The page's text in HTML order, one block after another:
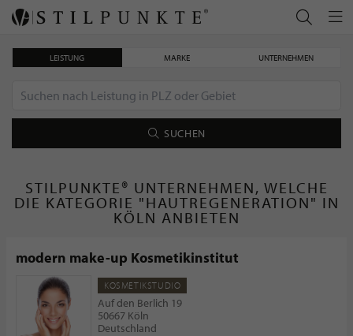
LEISTUNG MARKE UNTERNEHMEN
SUCHEN
STILPUNKTE® UNTERNEHMEN, WELCHE
DIE KATEGORIE "HAUTREGENERATION" IN
KÖLN ANBIETEN
modern make-up Kosmetikinstitut
KOSMETIKSTUDIO
Auf den Berlich 19
50667 Köln
Deutschland